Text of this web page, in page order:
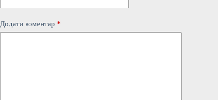
Додати коментар *